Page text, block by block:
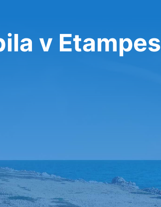
v Etampes